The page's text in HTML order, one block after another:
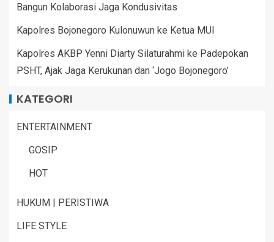
Bangun Kolaborasi Jaga Kondusivitas
Kapolres Bojonegoro Kulonuwun ke Ketua MUI
Kapolres AKBP Yenni Diarty Silaturahmi ke Padepokan
PSHT, Ajak Jaga Kerukunan dan ‘Jogo Bojonegoro’
KATEGORI
ENTERTAINMENT
GOSIP
HOT
HUKUM | PERISTIWA
LIFE STYLE